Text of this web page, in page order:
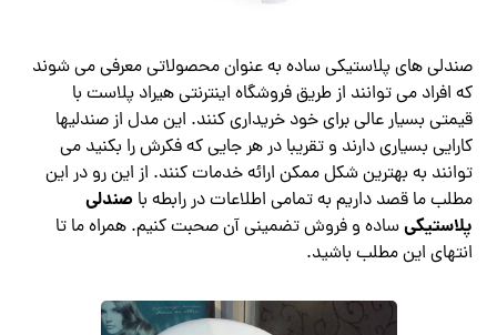
صندلی های پلاستیکی ساده به عنوان محصولاتی معرفی می شوند
که افراد می توانند از طریق فروشگاه اینترنتی هیراد پلاست با
قیمتی بسیار عالی برای خود خریداری کنند. این مدل از صندلیها
کارایی بسیاری دارند و تقریبا در هر جایی که فکرش را بکنید می
توانند به بهترین شکل ممکن ارائه خدمات کنند. از این رو در این
مطلب ما قصد داریم به تمامی اطلاعات در رابطه با صندلی
پلاستیکیساده و فروش تضمینی آن صحبت کنیم. همراه ما تا
انتهای این مطلب باشید.